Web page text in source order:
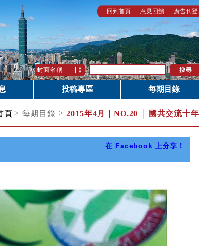
回到首頁 意見回饋 廣告刊登
投稿專區 每期目錄
頁 > 每期目錄 > 2015年4月｜ NO.20 │ 國共交流十年
在 Facebook 上分享！